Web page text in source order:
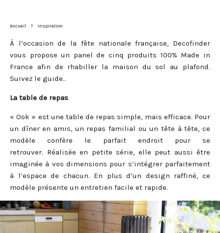
Accueil Inspiration
À l’occasion de la fête nationale française, Decofinder
vous propose un panel de cinq produits 100% Made in
France afin de rhabiller la maison du sol au plafond.
Suivez le guide..
La table de repas
« Ook » est une table de repas simple, mais efficace. Pour
un dîner en amis, un repas familial ou un tête à tête, ce
modèle confère le parfait endroit pour se
retrouver. Réalisée en petite série, elle peut aussi être
imaginée à vos dimensions pour s’intégrer parfaitement
à l’espace de chacun. En plus d’un design raffiné, ce
modèle présente un entretien facile et rapide.